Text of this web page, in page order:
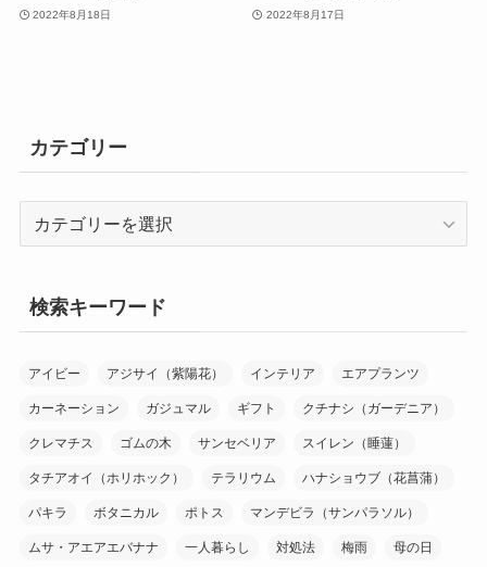
2022年8月18日 2022年8月17日
カテゴリー
リ
ー
検索キーワード
アイビー アジサイ（紫陽花） インテリア エアプランツ
カーネーション ガジュマル ギフト クチナシ（ガーデニア）
クレマチス ゴムの木 サンセベリア スイレン（睡蓮）
タチアオイ（ホリホック） テラリウム ハナショウブ（花菖蒲）
パキラ ボタニカル ポトス マンデビラ（サンパラソル）
ムサ・アエアエバナナ 一人暮らし 対処法 梅雨 母の日